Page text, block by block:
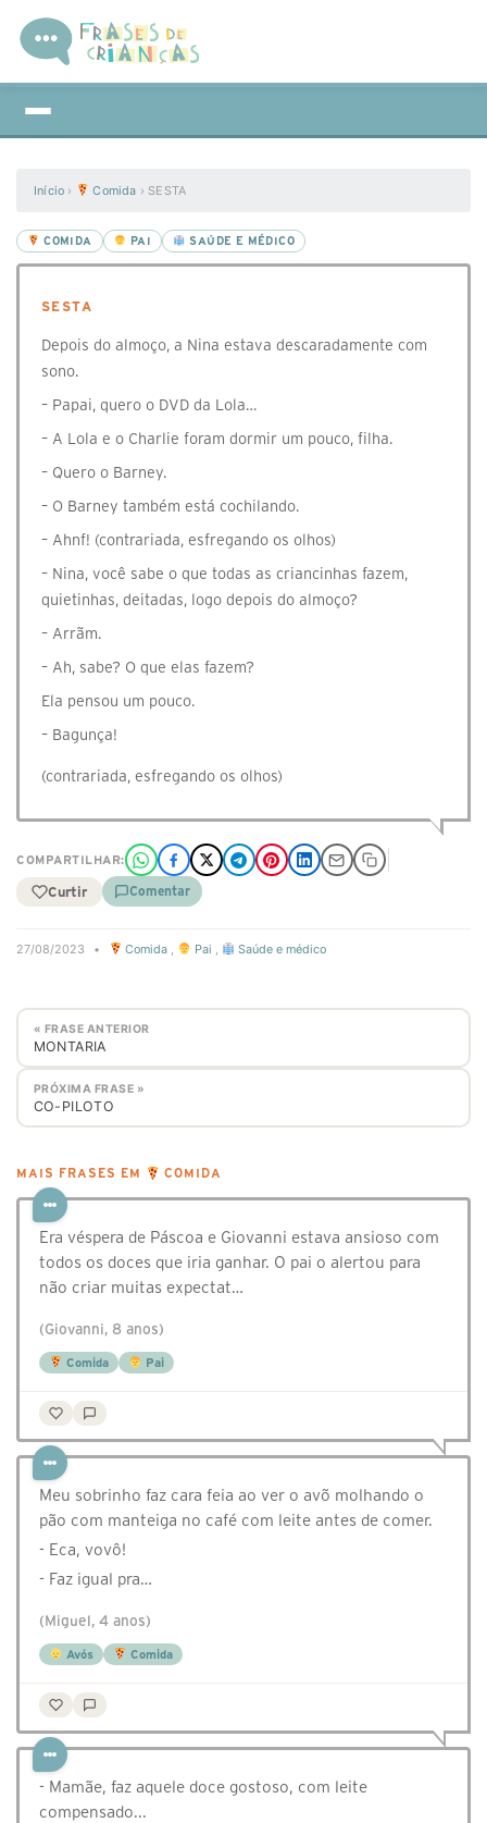
Início › Comida › SESTA
COMIDA PAI SAÚDE E MÉDICO
SESTA
Depois do almoço, a Nina estava descaradamente com
sono.
– Papai, quero o DVD da Lola…
– A Lola e o Charlie foram dormir um pouco, filha.
– Quero o Barney.
– O Barney também está cochilando.
– Ahnf! (contrariada, esfregando os olhos)
– Nina, você sabe o que todas as criancinhas fazem,
quietinhas, deitadas, logo depois do almoço?
– Arrãm.
– Ah, sabe? O que elas fazem?
Ela pensou um pouco.
– Bagunça!
(contrariada, esfregando os olhos)
COMPARTILHAR:
Curtir Comentar
27/08/2023 • Comida , Pai , Saúde e médico
« FRASE ANTERIOR
MONTARIA
PRÓXIMA FRASE »
CO-PILOTO
MAIS FRASES EM COMIDA
Era véspera de Páscoa e Giovanni estava ansioso com
todos os doces que iria ganhar. O pai o alertou para
não criar muitas expectat…
(Giovanni, 8 anos)
Comida Pai
Meu sobrinho faz cara feia ao ver o avõ molhando o
pão com manteiga no café com leite antes de comer.
- Eca, vovô!
- Faz igual pra…
(Miguel, 4 anos)
Avós Comida
- Mamãe, faz aquele doce gostoso, com leite
compensado...